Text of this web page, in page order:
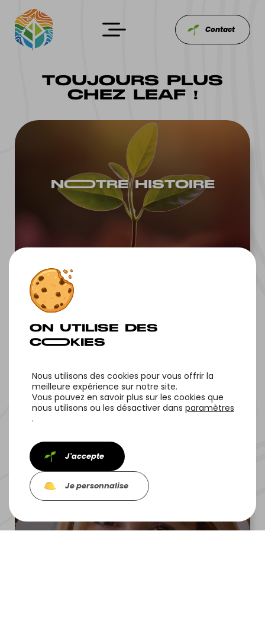
Contact
TOUJOURS PLUS
CHEZ LEAF !
NOOTRE HISTOIRE
NOS PROJETS
Nous utilisons des cookies pour vous offrir la
meilleure expérience sur notre site.
Vous pouvez en savoir plus sur les cookies que
nous utilisons ou les désactiver dans paramètres
.
J'accepte
Je personnalise